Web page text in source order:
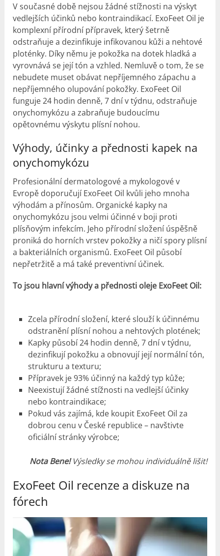
V současné době nejsou žádné stížnosti na výskyt
vedlejších účinků nebo kontraindikací. ExoFeet Oil je
komplexní přírodní přípravek, který šetrně
odstraňuje a dezinfikuje infikovanou kůži a nehtové
ploténky. Díky němu je pokožka na dotek hladká a
vyrovnává se její tón a vzhled. Nemluvě o tom, že se
nebudete muset obávat nepříjemného zápachu a
nepříjemného olupování pokožky. ExoFeet Oil
funguje 24 hodin denně, 7 dní v týdnu, odstraňuje
onychomykózu a zabraňuje budoucímu
opětovnému výskytu plísní nohou.
Výhody, účinky a přednosti kapek na
onychomykózu
Profesionální dermatologové a mykologové v
Evropě doporučují ExoFeet Oil kvůli jeho mnoha
výhodám a přínosům. Organické kapky na
onychomykózu jsou velmi účinné v boji proti
plísňovým infekcím. Jeho přírodní složení úspěšně
proniká do horních vrstev pokožky a ničí spory plísní
a bakteriálních organismů. ExoFeet Oil působí
nepřetržitě a má také preventivní účinek.
To jsou hlavní výhody a přednosti oleje ExoFeet Oil:
Zcela přírodní složení, které slouží k účinnému
odstranění plísní nohou a nehtových plotének;
Kapky působí 24 hodin denně, 7 dní v týdnu,
dezinfikují pokožku a obnovují její normální tón,
strukturu a texturu;
Přípravek je 93% účinný na každý typ kůže;
Neexistují žádné stížnosti na vedlejší účinky
nebo kontraindikace;
Pokud vás zajímá, kde koupit ExoFeet Oil za
dobrou cenu v České republice – navštivte
oficiální stránky výrobce;
Nota Bene!Výsledky se mohou individuálně lišit!
ExoFeet Oil recenze a diskuze na
fórech